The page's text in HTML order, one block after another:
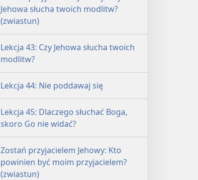
Jehowa słucha twoich modlitw?
(zwiastun)
Lekcja 43: Czy Jehowa słucha twoich
modlitw?
Lekcja 44: Nie poddawaj się
Lekcja 45: Dlaczego słuchać Boga,
skoro Go nie widać?
Zostań przyjacielem Jehowy: Kto
powinien być moim przyjacielem?
(zwiastun)